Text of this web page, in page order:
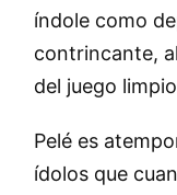
índole como
contrincante,
del juego
Pelé es
ídolos que